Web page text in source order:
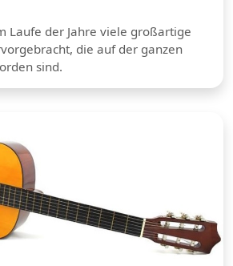
Laufe der Jahre viele großartige
die auf der ganzen
sind.